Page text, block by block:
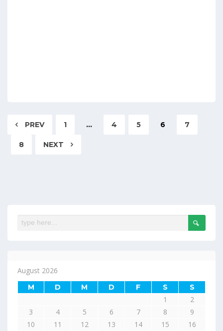
PREV 1 … 4 5 6 7
8 NEXT
August 2026
M D M D F S S
1
2
3
4 5 6 7 8
9
10
11 12 13 14 15
16